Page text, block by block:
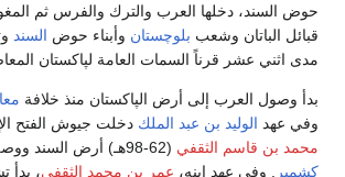
حوض السند، دخلها العرب والترك والفرس ثم
قبائل الباتان وشعب بلوچستان وأبناء حوض السند
مدى اثني عشر قرناً السمات العامة لپاكستان
بدأ وصول العرب إلى أرض الپاكستان منذ خلافة
وفي عهد الوليد بن عبد الملك دخلت جيوش الفتح
محمد بن قاسم الثقفي (62-98هـ) أرض السند ووصلت إلى أطراف
كشمير
. وفي عهد ابنه، عمر بن محمد الثقفي، بدأ